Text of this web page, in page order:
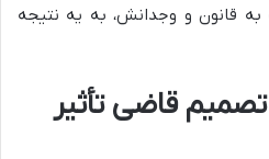
به قانون و وجدانش، به یه نتیجه
قاضی تأثیر